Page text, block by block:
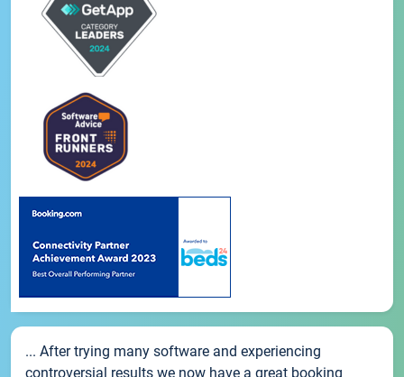
... After trying many software and experiencing
controversial results we now have a great booking